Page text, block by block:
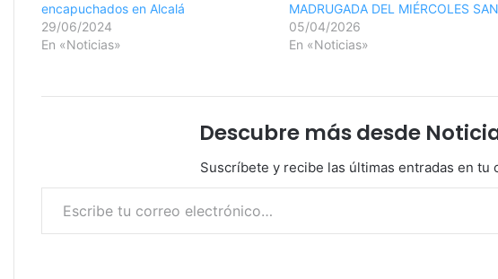
encapuchados en Alcalá
29/06/2024
En «Noticias»
MADRUGADA DEL MIÉRCOLES
05/04/2026
En «Noticias»
Descubre más desde
Suscríbete y recibe las últimas entradas en tu
Escribe tu correo electrónico…